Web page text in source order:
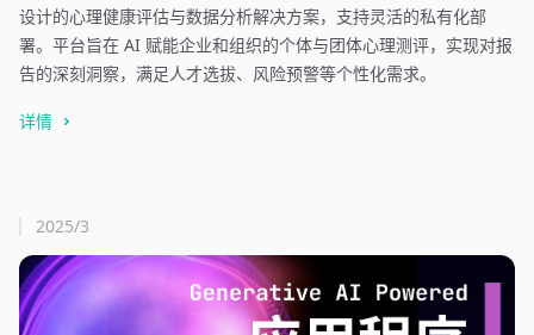
设计的心理健康评估与数据分析解决方案，支持灵活的私有化部
署。平台旨在 AI 赋能企业和组织的个体与团体心理测评，实现对报
告的深刻洞察，满足人才选拔、风险预警等个性化需求。
详情
2025/3